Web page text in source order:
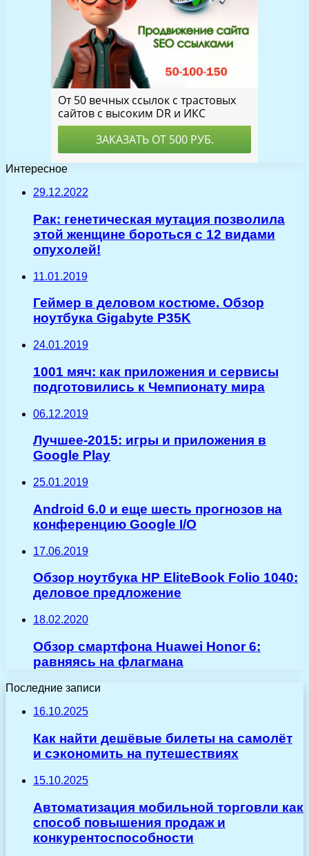
Интересное
29.12.2022
Рак: генетическая мутация позволила
этой женщине бороться с 12 видами
опухолей!
11.01.2019
Геймер в деловом костюме. Обзор
ноутбука Gigabyte P35K
24.01.2019
1001 мяч: как приложения и сервисы
подготовились к Чемпионату мира
06.12.2019
Лучшее-2015: игры и приложения в
Google Play
25.01.2019
Android 6.0 и еще шесть прогнозов на
конференцию Google I/O
17.06.2019
Обзор ноутбука HP EliteBook Folio 1040:
деловое предложение
18.02.2020
Обзор смартфона Huawei Honor 6:
равняясь на флагмана
Последние записи
16.10.2025
Как найти дешёвые билеты на самолёт
и сэкономить на путешествиях
15.10.2025
Автоматизация мобильной торговли как
способ повышения продаж и
конкурентоспособности